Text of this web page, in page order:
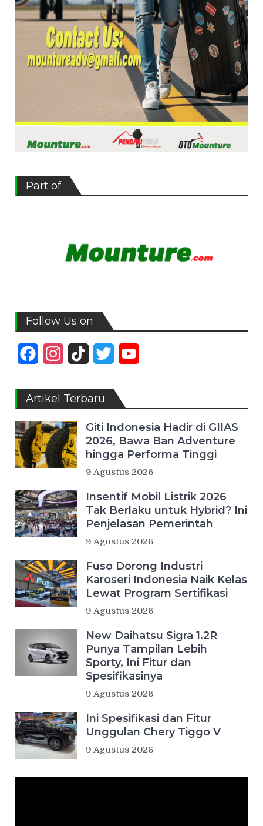
Part of
Follow Us on
FacebookInstagram
TikTok Twitter
Artikel Terbaru
Giti Indonesia Hadir di GIIAS
2026, Bawa Ban Adventure
hingga Performa Tinggi
9 Agustus 2026
Insentif Mobil Listrik 2026
Tak Berlaku untuk Hybrid? Ini
Penjelasan Pemerintah
9 Agustus 2026
Fuso Dorong Industri
Karoseri Indonesia Naik Kelas
Lewat Program Sertifikasi
9 Agustus 2026
New Daihatsu Sigra 1.2R
Punya Tampilan Lebih
Sporty, Ini Fitur dan
Spesifikasinya
9 Agustus 2026
Ini Spesifikasi dan Fitur
Unggulan Chery Tiggo V
9 Agustus 2026